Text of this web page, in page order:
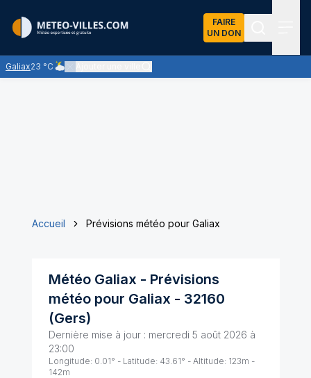
FAIRE
UN DON
Galiax23 °C
Ciel nuageux - les éclaircies et les nuages se partagent le ciel
Accueil Prévisions météo pour Galiax
Météo Galiax - Prévisions
météo pour Galiax - 32160
(Gers)
Dernière mise à jour : mercredi 5 août 2026 à
23:00
Longitude: 0.01° - Latitude: 43.61° - Altitude: 123m -
142m